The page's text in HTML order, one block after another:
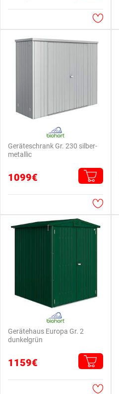
Geräteschrank Gr. 230 silber-
metallic
1099€
Gerätehaus Europa Gr. 2
dunkelgrün
1159€